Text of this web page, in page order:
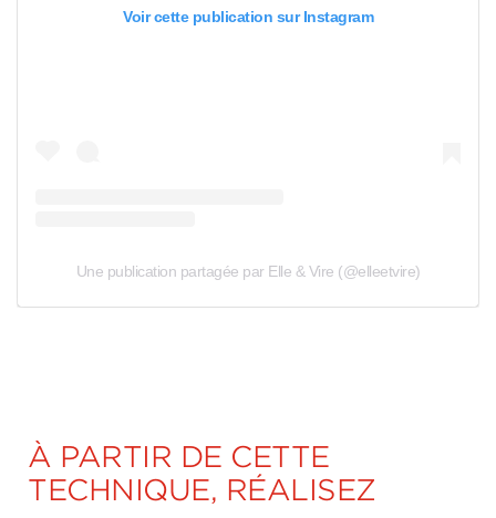
Voir cette publication sur Instagram
Une publication partagée par Elle & Vire (@elleetvire)
À PARTIR DE CETTE
TECHNIQUE, RÉALISEZ